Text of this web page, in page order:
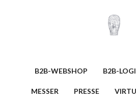
B2B-WEBSHOP B2B-
MESSER PRESSE